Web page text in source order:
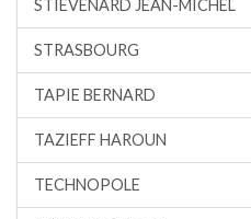
STIEVENARD JEAN-MICHEL
STRASBOURG
TAPIE BERNARD
TAZIEFF HAROUN
TECHNOPOLE